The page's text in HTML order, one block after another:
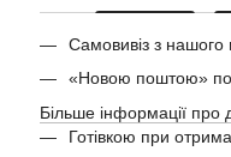
Самовивіз з
«Новою поштою» по
Більше інформації про
Готівкою при